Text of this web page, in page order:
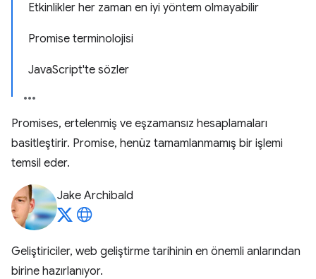
Etkinlikler her zaman en iyi yöntem olmayabilir
Promise terminolojisi
JavaScript'te sözler
Promises, ertelenmiş ve eşzamansız hesaplamaları
basitleştirir. Promise, henüz tamamlanmamış bir işlemi
temsil eder.
Jake Archibald
Geliştiriciler, web geliştirme tarihinin en önemli anlarından
birine hazırlanıyor.